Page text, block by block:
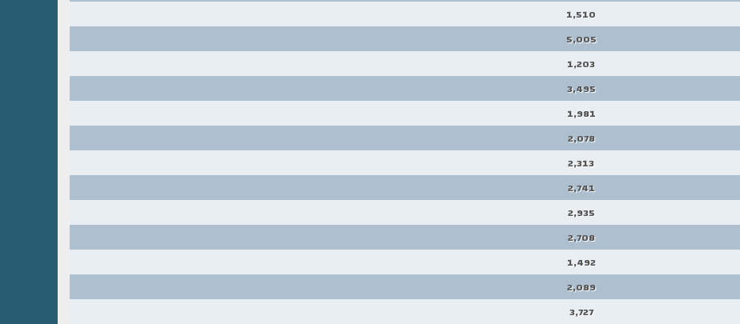
1,510
5,005
1,203
3,495
1,981
2,078
2,313
2,741
2,935
2,708
1,492
2,089
3,727